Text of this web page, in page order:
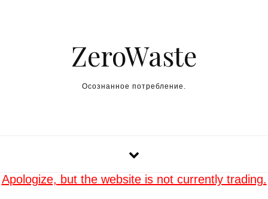
ZeroWaste
Осознанное потребление.
Apologize, but the website is not currently trading.